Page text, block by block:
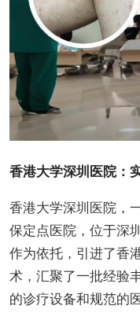
香港大学深圳医院：
香港大学深圳医院，
保定点医院，位于深
作为依托，引进了香
术，汇聚了一批经验
的诊疗设备和规范的